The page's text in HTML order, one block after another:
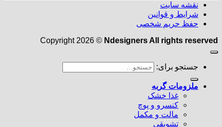
نقشه سایت
شرایط و قوانین
حفظ حریم شخصی
Copyright 2026 © Ndesigners All rights reserved
جستجو برای:
ملزومات گربه
غذا خشک
کنسرو و پوچ
مالت و مکمل
تشویقی